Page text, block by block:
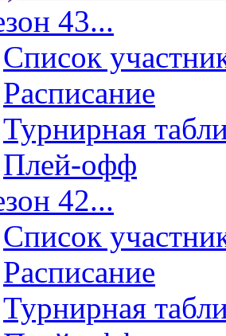
43...
Список
Расписание
Турнирная
Плей-офф
42...
Список
Расписание
Турнирная